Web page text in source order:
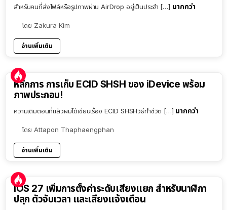
สำหรับคนที่ส่งไฟล์หรือรูปภาพผ่าน AirDrop อยู่เป็นประจำ […] มากกว่า
โดย Zakura Kim
อ่านเพิ่มเติม
หลักการ การเก็บ ECID SHSH ของ iDevice พร้อม
ภาพประกอบ!
ความเดิมตอนที่แล้วผมได้เขียนเรื่อง ECID SHSHวิธีทำชีวิต […] มากกว่า
โดย Attapon Thaphaengphan
อ่านเพิ่มเติม
iOS 27 เพิ่มการตั้งค่าระดับเสียงแยก สำหรับนาฬิกา
ปลุก ตัวจับเวลา และเสียงแจ้งเตือน